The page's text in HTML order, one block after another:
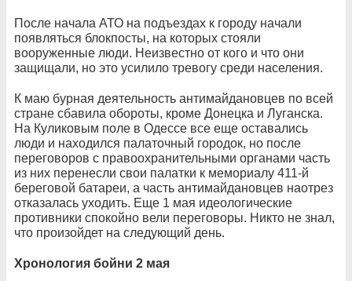
После начала АТО на подъездах к городу начали
появляться блокпосты, на которых стояли
вооруженные люди. Неизвестно от кого и что они
защищали, но это усилило тревогу среди населения.
К маю бурная деятельность антимайдановцев по всей
стране сбавила обороты, кроме Донецка и Луганска.
На Куликовым поле в Одессе все еще оставались
люди и находился палаточный городок, но после
переговоров с правоохранительными органами часть
из них перенесли свои палатки к мемориалу 411-й
береговой батареи, а часть антимайдановцев наотрез
отказалась уходить. Еще 1 мая идеологические
противники спокойно вели переговоры. Никто не знал,
что произойдет на следующий день.
Хронология бойни 2 мая